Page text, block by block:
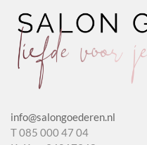
info@salongoederen.nl
T 085 000 47 04